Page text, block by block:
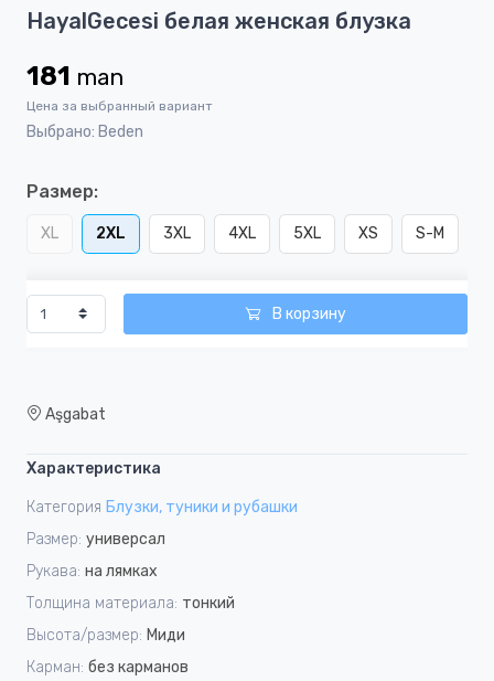
1
5
HayalGecesi белая женская блузка
181 man
Цена за выбранный вариант
Выбрано: Beden
Размер:
XL 2XL 3XL 4XL 5XL XS S-M
В корзину
Aşgabat
Характеристика
Категория Блузки, туники и рубашки
Размер: универсал
Рукава: на лямках
Толщина материала: тонкий
Высота/размер: Миди
Карман: без карманов